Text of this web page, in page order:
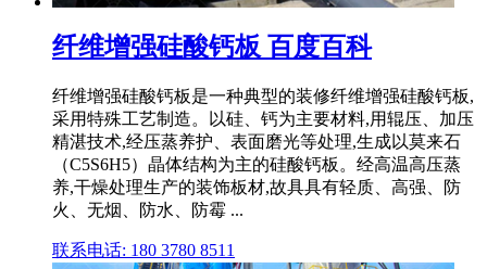
纤维增强硅酸钙板 百度百科
纤维增强硅酸钙板是一种典型的装修纤维增强硅酸钙板,
采用特殊工艺制造。以硅、钙为主要材料,用辊压、加压
精湛技术,经压蒸养护、表面磨光等处理,生成以莫来石
（C5S6H5）晶体结构为主的硅酸钙板。经高温高压蒸
养,干燥处理生产的装饰板材,故具具有轻质、高强、防
火、无烟、防水、防霉 ...
联系电话: 180 3780 8511